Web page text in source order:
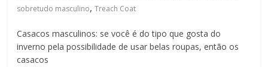
sobretudo masculino,Treach Coat
Casacos masculinos: se você é do tipo que gosta do
inverno pela possibilidade de usar belas roupas, então os
casacos